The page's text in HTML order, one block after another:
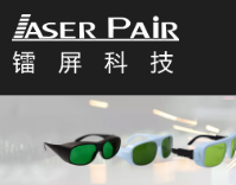
Productos